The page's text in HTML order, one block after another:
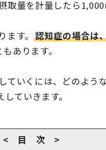
取量を計量したら
ます。認知症の場合は
あります。
ていくには、どのよう
ていきます。
< 目 次 >